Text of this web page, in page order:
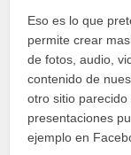
Eso es lo que
permite crear
de fotos, audio,
contenido de
otro sitio
presentaciones
ejemplo en